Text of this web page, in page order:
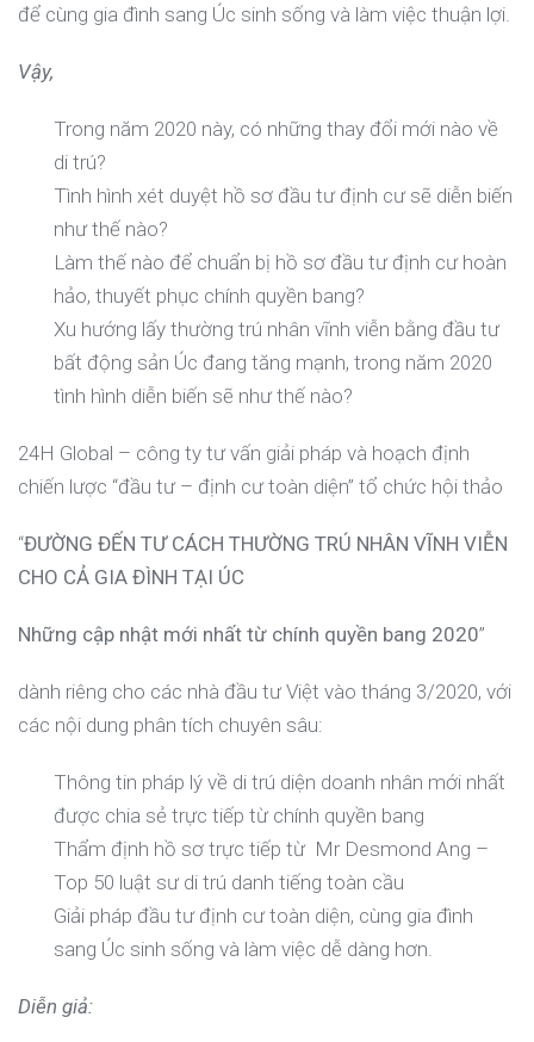
để cùng gia đình sang Úc sinh sống và làm việc thuận lợi.
Vậy,
Trong năm 2020 này, có những thay đổi mới nào về
di trú?
Tình hình xét duyệt hồ sơ đầu tư định cư sẽ diễn biến
như thế nào?
Làm thế nào để chuẩn bị hồ sơ đầu tư định cư hoàn
hảo, thuyết phục chính quyền bang?
Xu hướng lấy thường trú nhân vĩnh viễn bằng đầu tư
bất động sản Úc đang tăng mạnh, trong năm 2020
tình hình diễn biến sẽ như thế nào?
24H Global – công ty tư vấn giải pháp và hoạch định
chiến lược “đầu tư – định cư toàn diện” tổ chức hội thảo
“ĐƯỜNG ĐẾN TƯ CÁCH THƯỜNG TRÚ NHÂN VĨNH VIỄN
CHO CẢ GIA ĐÌNH TẠI ÚC
Những cập nhật mới nhất từ chính quyền bang 2020”
dành riêng cho các nhà đầu tư Việt vào tháng 3/2020, với
các nội dung phân tích chuyên sâu:
Thông tin pháp lý về di trú diện doanh nhân mới nhất
được chia sẻ trực tiếp từ chính quyền bang
Thẩm định hồ sơ trực tiếp từ Mr Desmond Ang –
Top 50 luật sư di trú danh tiếng toàn cầu
Giải pháp đầu tư định cư toàn diện, cùng gia đình
sang Úc sinh sống và làm việc dễ dàng hơn.
Diễn giả: